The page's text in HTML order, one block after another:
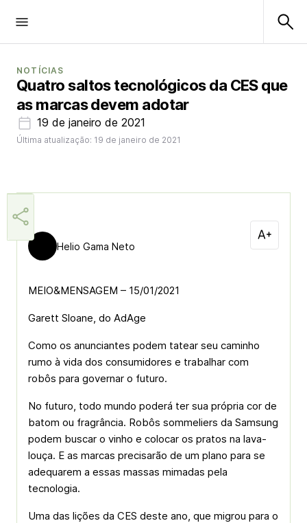
NOTÍCIAS
Quatro saltos tecnológicos da CES que
as marcas devem adotar
19 de janeiro de 2021
Última atualização: 19 de janeiro de 2021
Helio Gama Neto
MEIO&MENSAGEM – 15/01/2021
Garett Sloane, do AdAge
Como os anunciantes podem tatear seu caminho
rumo à vida dos consumidores e trabalhar com
robôs para governar o futuro.
No futuro, todo mundo poderá ter sua própria cor de
batom ou fragrância. Robôs sommeliers da Samsung
podem buscar o vinho e colocar os pratos na lava-
louça. E as marcas precisarão de um plano para se
adequarem a essas massas mimadas pela
tecnologia.
Uma das lições da CES deste ano, que migrou para o